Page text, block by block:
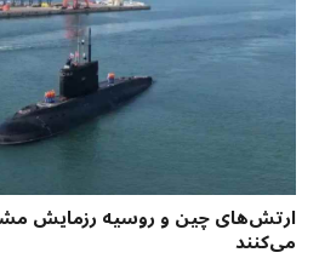
ارتش‌های چین و روسیه رزمایش
می‌کنند